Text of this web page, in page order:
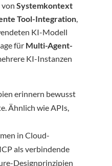
von Systemkontext
Tool-Integration,
KI-Modell
für Multi-Agent-
KI-Instanzen
erinnern bewusst
Ähnlich wie APIs,
in Cloud-
als verbindende
Designprinzipien